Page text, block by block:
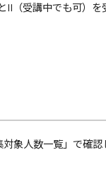
（受講中でも可）を
象人数一覧」で確認